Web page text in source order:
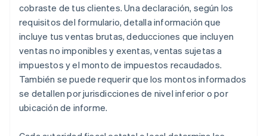
cobraste de tus clientes. Una declaración, según los
requisitos del formulario, detalla información que
incluye tus ventas brutas, deducciones que incluyen
ventas no imponibles y exentas, ventas sujetas a
impuestos y el monto de impuestos recaudados.
También se puede requerir que los montos informados
se detallen por jurisdicciones de nivel inferior o por
ubicación de informe.